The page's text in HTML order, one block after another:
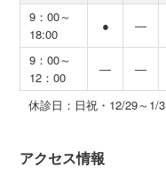
9：00～
18:00
● ―
9：00～
12：00
― ―
休診日：日祝・12/29～1/3
アクセス情報